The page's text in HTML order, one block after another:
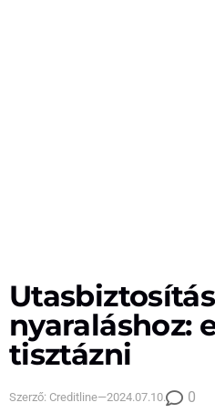
Utasbiztosítás
nyaraláshoz:
tisztázni
Szerző: Creditline—2024.07.10. 0